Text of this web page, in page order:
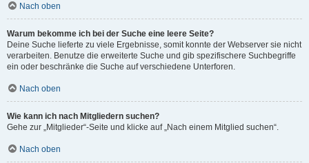
Nach oben
Warum bekomme ich bei der Suche eine leere Seite?
Deine Suche lieferte zu viele Ergebnisse, somit konnte der Webserver sie nicht
verarbeiten. Benutze die erweiterte Suche und gib spezifischere Suchbegriffe
ein oder beschränke die Suche auf verschiedene Unterforen.
Nach oben
Wie kann ich nach Mitgliedern suchen?
Gehe zur „Mitglieder“-Seite und klicke auf „Nach einem Mitglied suchen“.
Nach oben